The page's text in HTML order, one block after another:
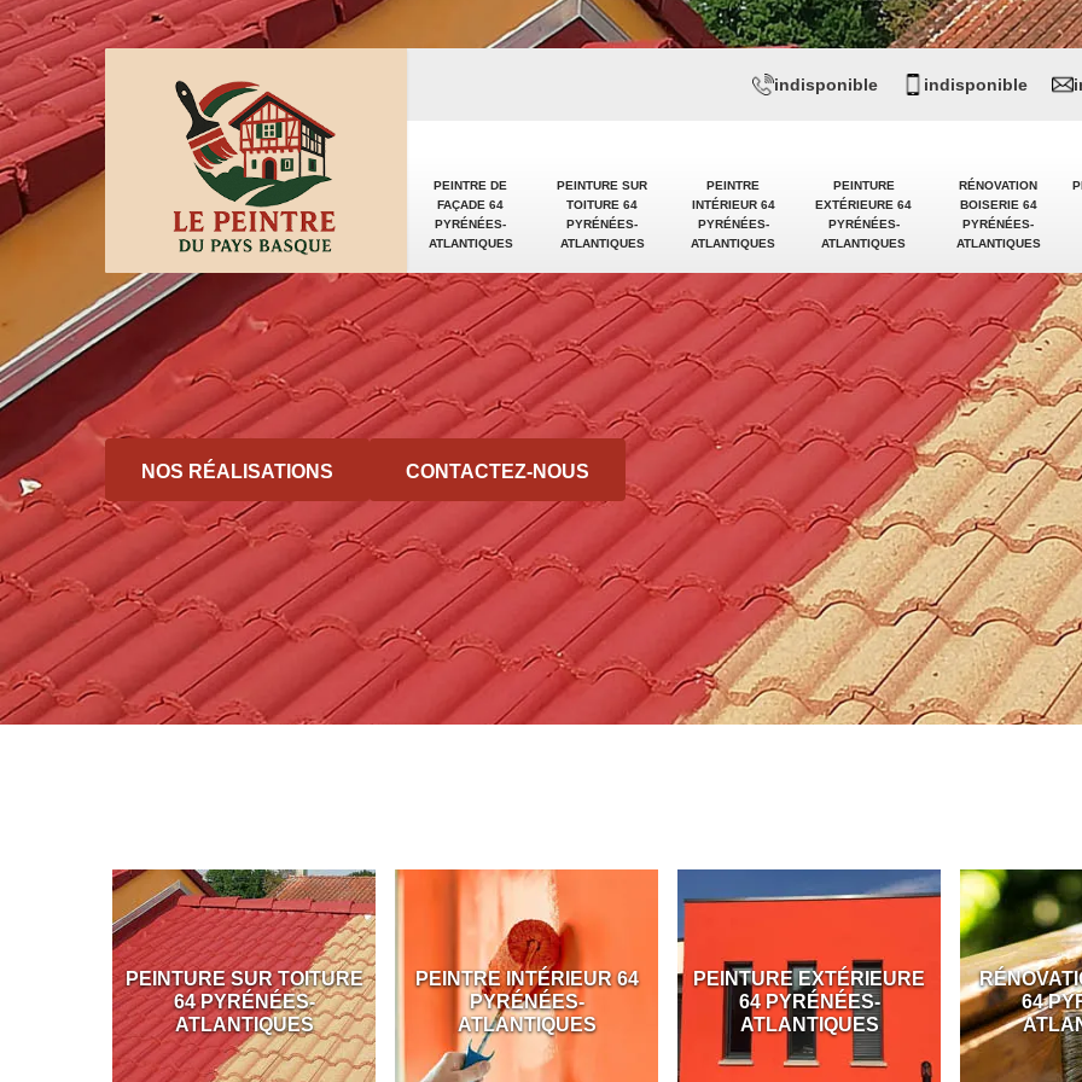
PEINTRE DE
FAÇADE 64
PYRÉNÉES-
ATLANTIQUES
PEINTURE SUR
TOITURE 64
PYRÉNÉES-
ATLANTIQUES
PEINTRE
INTÉRIEUR 64
PYRÉNÉES-
ATLANTIQUES
PEINTURE
EXTÉRIEURE 64
PYRÉNÉES-
ATLANTIQUES
RÉNOVATION
BOISERIE 64
PYRÉNÉES-
ATLANTIQUES
indisponible indisponible
NOS RÉALISATIONS CONTACTEZ-NOUS
PEINTURE SUR TOITURE
64 PYRÉNÉES-
ATLANTIQUES
PEINTRE INTÉRIEUR 64
PYRÉNÉES-
ATLANTIQUES
PEINTURE EXTÉRIEURE
64 PYRÉNÉES-
ATLANTIQUES
64